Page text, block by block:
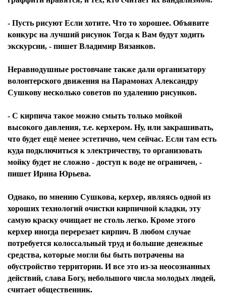
- Пусть рисуют Если хотите. Что то хорошее. Объявите
конкурс на лучший рисунок Тогда к Вам будут ходить
экскурсии, - пишет Владимир Вязанков.
Неравнодушные ростовчане также дали организатору
волонтерского движения на Парамонах Александру
Сушкову несколько советов по удалению рисунков.
- С кирпича такое можно смыть только мойкой
высокого давления, т.е. керхером. Ну, или закрашивать,
что будет ещё менее эстетично, чем сейчас. Если там есть
куда подключиться к электричеству, то организовать
мойку будет не сложно - доступ к воде не ограничен, -
пишет Ирина Юрьева.
Однако, по мнению Сушкова, керхер, являясь одной из
хороших технологий очистки кирпичной кладки, эту
самую краску очищает не столь легко. Кроме этого
керхер иногда перерезает кирпич. В любом случае
потребуется колоссальный труд и большие денежные
средства, которые могли бы быть потрачены на
обустройство территории. И все это из-за неосознанных
действий, слава Богу, небольшого числа молодых людей,
считает общественник.